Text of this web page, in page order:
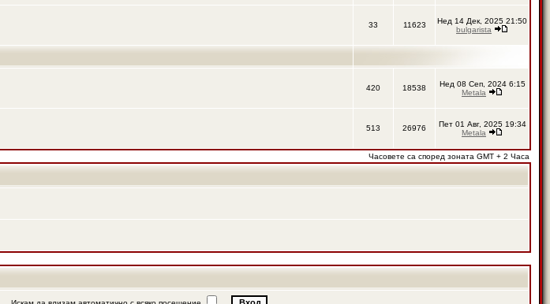
33 11623
Нед 14 Дек, 2025 21:50
bulgarista
420 18538
Нед 08 Сеп, 2024 6:15
Metala
513 26976
Пет 01 Авг, 2025 19:34
Metala
Часовете са според зоната GMT + 2 Часа